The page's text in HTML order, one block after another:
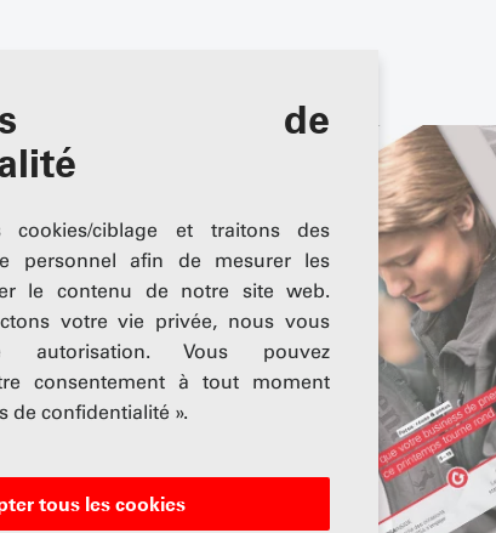
de
cookies/ciblage et traitons des
personnel afin de mesurer les
le contenu de notre site web.
votre vie privée, nous vous
autorisation. Vous pouvez
consentement à tout moment
de confidentialité ».
tous les cookies